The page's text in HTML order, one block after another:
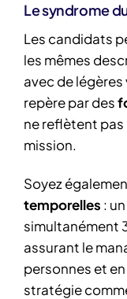
Le syndrome
Les candidats
les mêmes
avec de
repère par des
ne reflètent
mission.
Soyez
temporelles :
simultanément
assurant le
personnes et
stratégie